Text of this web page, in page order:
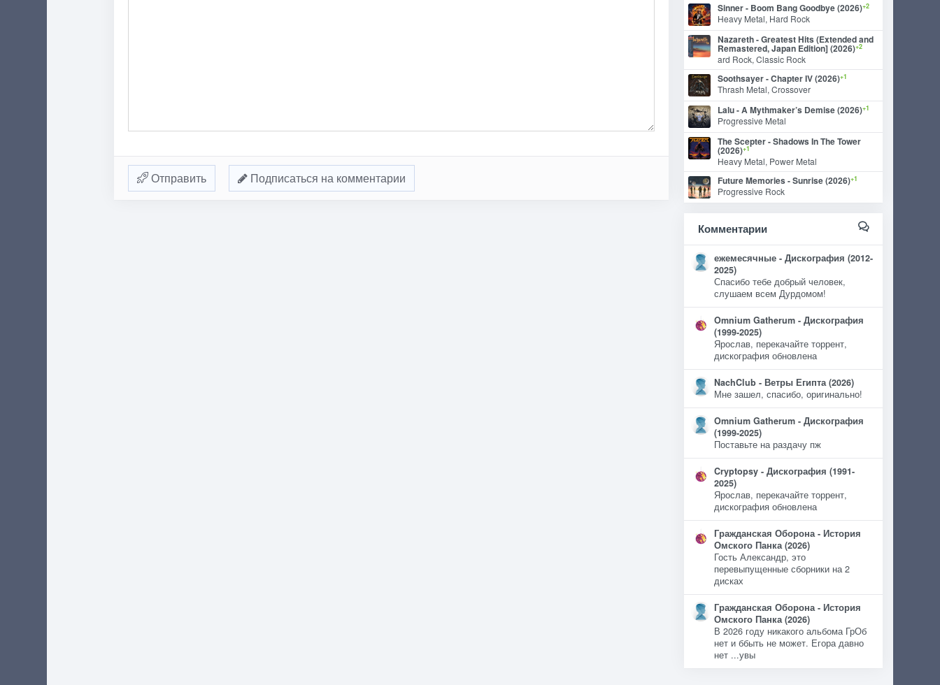
Отправить Подписаться на комментарии
Sinner - Boom Bang Goodbye (2026)+2
Heavy Metal, Hard Rock
Nazareth - Greatest Hits (Extended and
Remastered, Japan Edition] (2026)+2
ard Rock, Classic Rock
Soothsayer - Chapter IV (2026)+1
Thrash Metal, Crossover
Lalu - A Mythmaker’s Demise (2026)+1
Progressive Metal
The Scepter - Shadows In The Tower
(2026)+1
Heavy Metal, Power Metal
Future Memories - Sunrise (2026)+1
Progressive Rock
Комментарии
ежемесячные - Дискография (2012-
2025)
Спасибо тебе добрый человек,
слушаем всем Дурдомом!
Omnium Gatherum - Дискография
(1999-2025)
Ярослав, перекачайте торрент,
дискография обновлена
NachClub - Ветры Египта (2026)
Мне зашел, спасибо, оригинально!
Omnium Gatherum - Дискография
(1999-2025)
Поставьте на раздачу пж
Cryptopsy - Дискография (1991-
2025)
Ярослав, перекачайте торрент,
дискография обновлена
Гражданская Оборона - История
Омского Панка (2026)
Гость Александр, это
перевыпущенные сборники на 2
дисках
Гражданская Оборона - История
Омского Панка (2026)
В 2026 году никакого альбома ГрОб
нет и ббыть не может. Егора давно
нет ...увы